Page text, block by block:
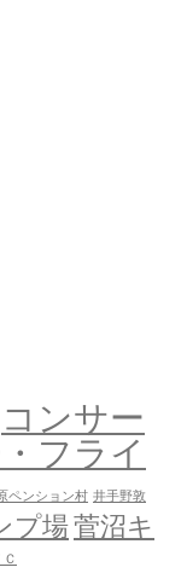
コンサー
フライ
ペンション村 井手野敦
プ場菅沼キ
Ｃ